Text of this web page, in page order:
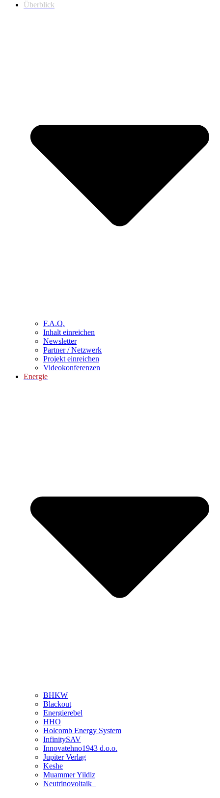
Überblick
F.A.Q.
Inhalt einreichen
Newsletter
Partner / Netzwerk
Projekt einreichen
Videokonferenzen
Energie
BHKW
Blackout
Energierebel
HHO
Holcomb Energy System
InfinitySAV
Innovatehno1943 d.o.o.
Jupiter Verlag
Keshe
Muammer Yildiz
Neutrinovoltaik